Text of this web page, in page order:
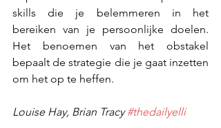
skills die je belemmeren in het
bereiken van je persoonlijke doelen.
Het benoemen van het obstakel
bepaalt de strategie die je gaat inzetten
om het op te heffen.
Louise Hay, Brian Tracy #thedailyelli